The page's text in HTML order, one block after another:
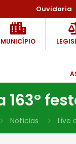
Ouvidoria
MUNICÍPIO
163º
Notícias Live